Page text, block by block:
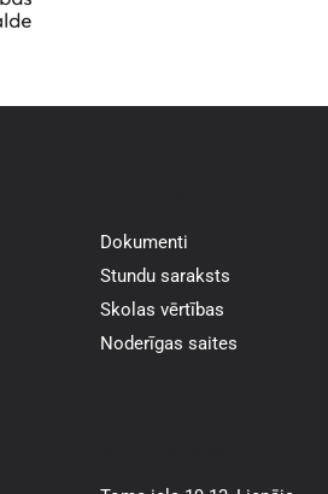
Dokumenti
Stundu saraksts
Skolas vērtības
Noderīgas saites